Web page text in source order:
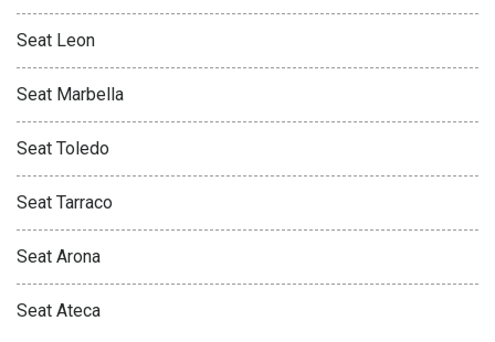
Seat Leon
Seat Marbella
Seat Toledo
Seat Tarraco
Seat Arona
Seat Ateca